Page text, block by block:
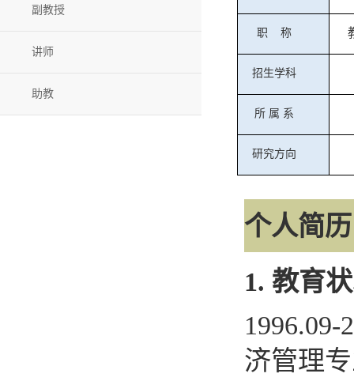
副教授
讲师
助教
职 称
招生学科
所 属 系
研究方向
个人简历
1. 教育
1996.09-
济管理